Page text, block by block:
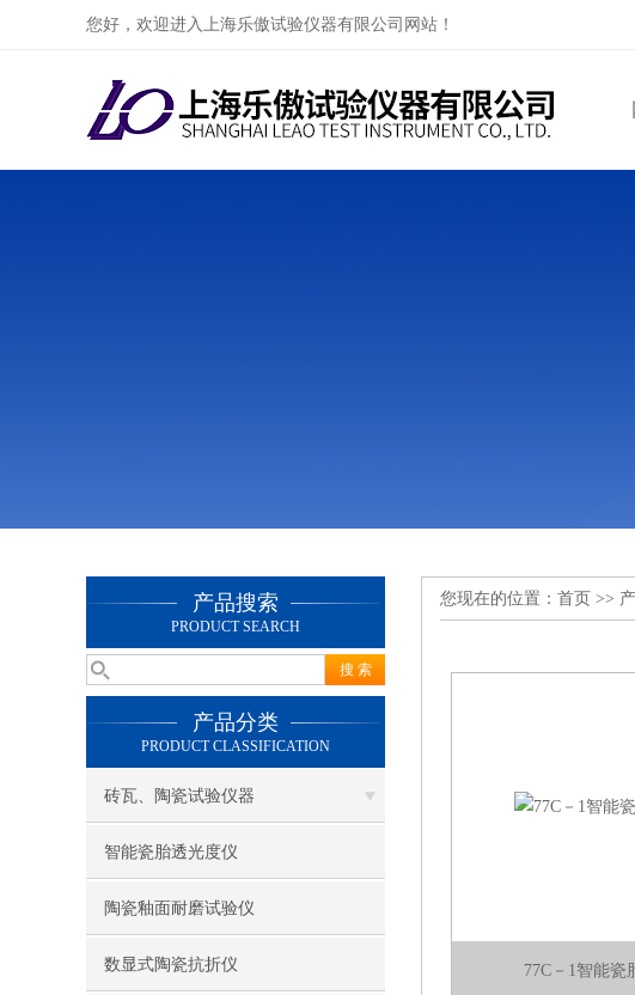
您好，欢迎进入上海乐傲试验仪器有限公司网站！
产品搜索
PRODUCT SEARCH
产品分类
PRODUCT CLASSIFICATION
砖瓦、陶瓷试验仪器
智能瓷胎透光度仪
陶瓷釉面耐磨试验仪
数显式陶瓷抗折仪
您现在的位置： 首页 >>
77C－1智能瓷